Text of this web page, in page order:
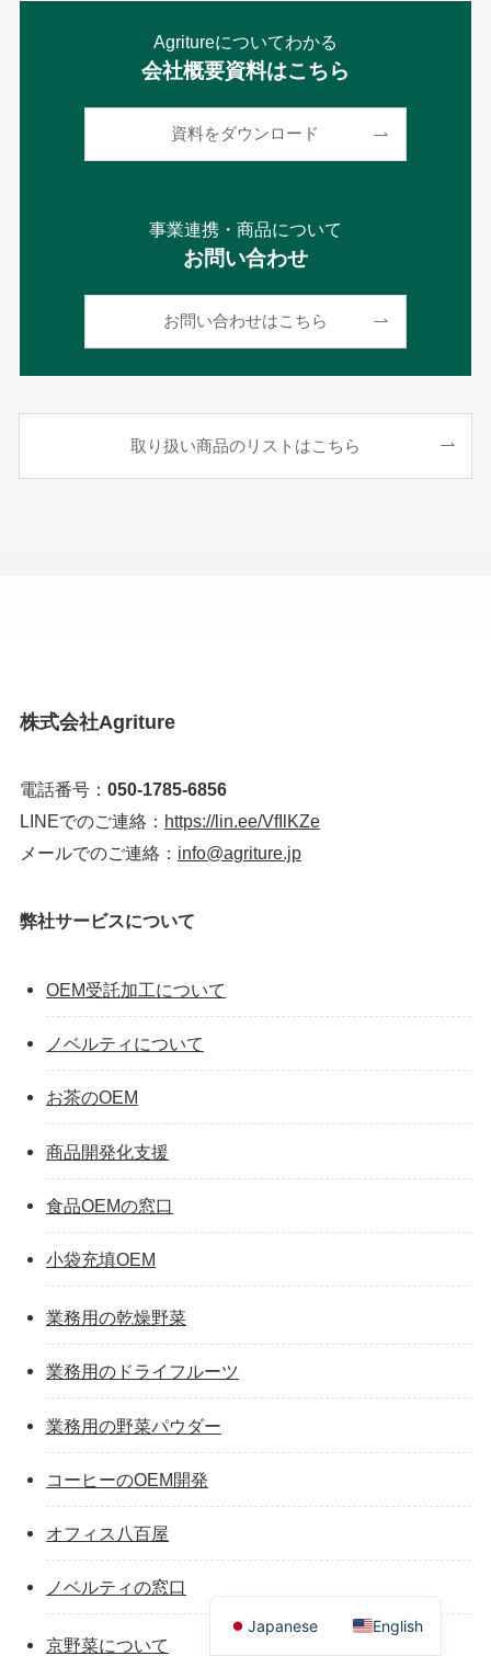
Agritureについてわかる
会社概要資料はこちら
資料をダウンロード
事業連携・商品について
お問い合わせ
お問い合わせはこちら
取り扱い商品のリストはこちら
株式会社Agriture
電話番号： 050-1785-6856
LINEでのご連絡： https://lin.ee/VfIlKZe
メールでのご連絡： info@agriture.jp
弊社サービスについて
OEM受託加工について
ノベルティについて
お茶のOEM
商品開発化支援
食品OEMの窓口
小袋充填OEM
業務用の乾燥野菜
業務用のドライフルーツ
業務用の野菜パウダー
コーヒーのOEM開発
オフィス八百屋
ノベルティの窓口
京野菜について
Japanese English